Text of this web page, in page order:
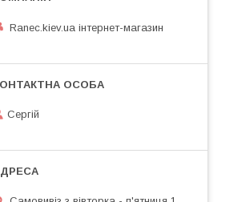
Ranec.kiev.ua інтернет-магазин
Сергій